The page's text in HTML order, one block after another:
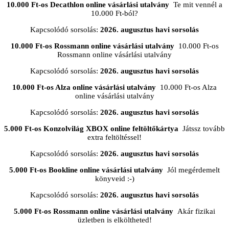
10.000 Ft-os Decathlon online vásárlási utalvány Te mit vennél a
10.000 Ft-ból?
Kapcsolódó sorsolás: 2026. augusztus havi sorsolás
10.000 Ft-os Rossmann online vásárlási utalvány10.000 Ft-os
Rossmann online vásárlási utalvány
Kapcsolódó sorsolás: 2026. augusztus havi sorsolás
10.000 Ft-os Alza online vásárlási utalvány 10.000 Ft-os Alza
online vásárlási utalvány
Kapcsolódó sorsolás: 2026. augusztus havi sorsolás
5.000 Ft-os Konzolvilág XBOX online feltöltőkártya Játssz tovább
extra feltöltéssel!
Kapcsolódó sorsolás: 2026. augusztus havi sorsolás
5.000 Ft-os Bookline online vásárlási utalvány Jól megérdemelt
könyveid :-)
Kapcsolódó sorsolás: 2026. augusztus havi sorsolás
5.000 Ft-os Rossmann online vásárlási utalvány Akár fizikai
üzletben is elköltheted!